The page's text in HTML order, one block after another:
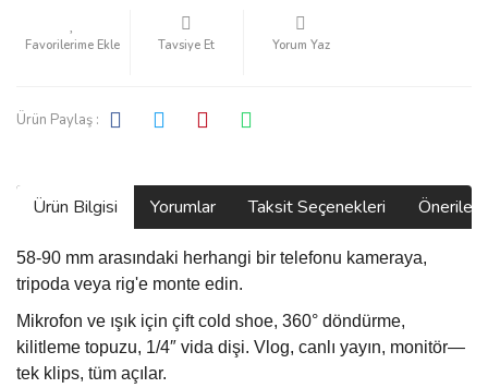
Tavsiye Et Yorum Yaz
Ürün Paylaş :
Ürün Bilgisi Yorumlar Taksit Seçenekleri
58-90 mm arasındaki herhangi bir telefonu kameraya,
tripoda veya rig'e monte edin.
Mikrofon ve ışık için çift cold shoe, 360° döndürme,
kilitleme topuzu, 1/4″ vida dişi. Vlog, canlı yayın, monitör—
tek klips, tüm açılar.